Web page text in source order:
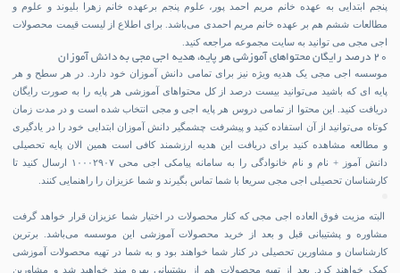
پنجم ابتدایی به عهده خانم مریم احمد پور، علوم پنجم برعهده خانم زهرا بلیوند و علوم و
مطالعات ششم هم بر عهده خانم مریم احمدی می‌باشد. برای اطلاع از لیست قیمت محصولات
اجی مجی می توانید به سایت مجموعه مراجعه کنید.
۲۰ درصد رایگان محتواهای آموزشی هر پایه، هدیه اجی مجی به دانش آموزان
موسسه اجی مجی یک هدیه ویژه نیز برای تمامی دانش آموزان خود دارد. در هر سطح و هر
پایه ای که باشید می‌توانید بیست درصد از کل محتواهای آموزشی هر پایه را به صورت رایگان
دریافت کنید. این محتوا از تمامی دروس هر پایه اجی و مجی انتخاب شده است و در مدت زمان
کوتاه می‌توانید از آن استفاده کنید و پیشرفت چشمگیر دانش آموزان ابتدایی خود را در یادگیری
و مطالعه مشاهده کنید برای دریافت این هدیه ارزشمند کافی است همین الان پایه تحصیلی
دانش آموز + نام و نام خانوادگی را به سامانه پیامکی اجی محی ۱۰۰۰۲۹۰۷ ارسال کنید تا
کارشناسان تحصیلی اجی مجی سریعا با شما تماس بگیرند و شما عزیزان را راهنمایی کنند.
البته مزیت فوق العاده اجی مجی که کنار محصولات در اختیار شما عزیزان قرار خواهد گرفت
مشاوره و پشتیبانی قبل و بعد از خرید محصولات آموزشی این موسسه می‌باشد. برترین
کارشناسان و مشاورین تحصیلی در کنار شما خواهند بود و به شما در تهیه محصولات آموزشی
کمک خواهند کرد. بعد از تهیه محصولات هم از پشتیبانی بهره مند خواهید شد و مشاورین